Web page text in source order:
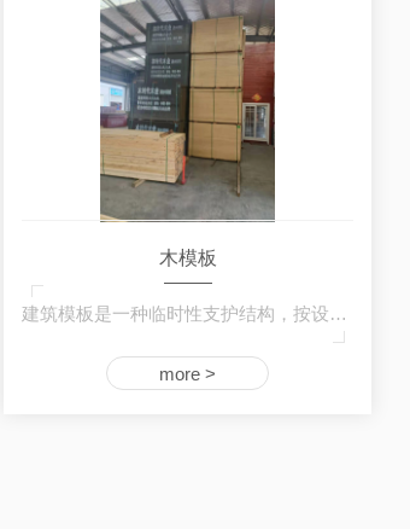
木模板
建筑模板是一种临时性支护结构，按设计要求制…
more >